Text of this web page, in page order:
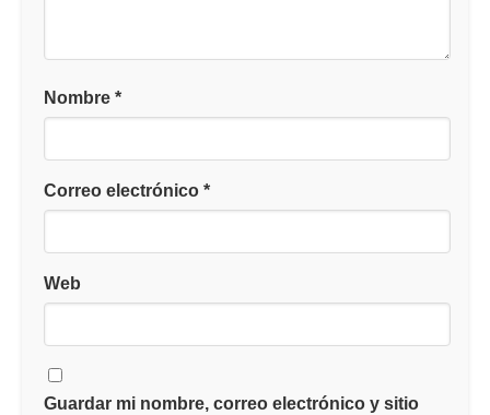
Nombre *
Correo electrónico *
Web
Guardar mi nombre, correo electrónico y sitio